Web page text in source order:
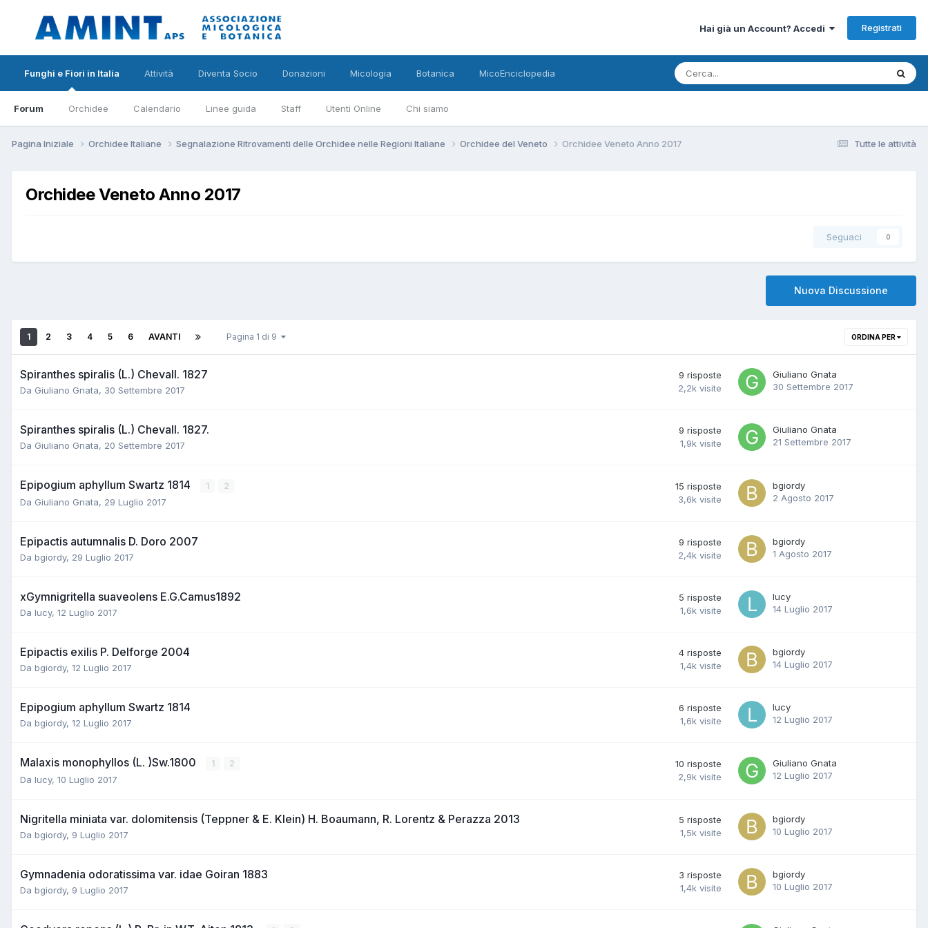
Hai già un Account? Accedi Registrati
Funghi e Fiori in Italia
Forum Orchidee Calendario Linee guida Staff Utenti Online Chi siamo
Attività Diventa Socio Donazioni Micologia Botanica MicoEnciclopedia
Tutte le attività
Pagina Iniziale Orchidee Italiane Segnalazione Ritrovamenti delle Orchidee nelle Regioni Italiane Orchidee del Veneto Orchidee Veneto Anno 2017
Orchidee Veneto Anno 2017
Seguaci 0
Nuova Discussione
ORDINA PER
1 2 3 4 5 6 AVANTI Pagina 1 di 9
Spiranthes spiralis (L.) Chevall. 1827
Da Giuliano Gnata, 30 Settembre 2017
9 risposte
2,2k visite
Giuliano Gnata
30 Settembre 2017
Spiranthes spiralis (L.) Chevall. 1827.
Da Giuliano Gnata, 20 Settembre 2017
9 risposte
1,9k visite
Giuliano Gnata
21 Settembre 2017
Epipogium aphyllum Swartz 1814 1 2
Da Giuliano Gnata, 29 Luglio 2017
15 risposte
3,6k visite
bgiordy
2 Agosto 2017
Epipactis autumnalis D. Doro 2007
Da bgiordy, 29 Luglio 2017
9 risposte
2,4k visite
bgiordy
1 Agosto 2017
xGymnigritella suaveolens E.G.Camus1892
Da lucy, 12 Luglio 2017
5 risposte
1,6k visite
lucy
14 Luglio 2017
Epipactis exilis P. Delforge 2004
Da bgiordy, 12 Luglio 2017
4 risposte
1,4k visite
bgiordy
14 Luglio 2017
Epipogium aphyllum Swartz 1814
Da bgiordy, 12 Luglio 2017
6 risposte
1,6k visite
lucy
12 Luglio 2017
Malaxis monophyllos (L. )Sw.1800 1 2
Da lucy, 10 Luglio 2017
10 risposte
2,9k visite
Giuliano Gnata
12 Luglio 2017
Nigritella miniata var. dolomitensis (Teppner & E. Klein) H. Boaumann, R. Lorentz & Perazza 2013
Da bgiordy, 9 Luglio 2017
5 risposte
1,5k visite
bgiordy
10 Luglio 2017
Gymnadenia odoratissima var. idae Goiran 1883
Da bgiordy, 9 Luglio 2017
3 risposte
1,4k visite
bgiordy
10 Luglio 2017